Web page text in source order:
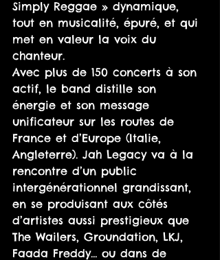
Simply Reggae » dynamique,
tout en musicalité, épuré, et qui
met en valeur la voix du
chanteur.
Avec plus de 150 concerts à son
actif, le band distille son
énergie et son message
unificateur sur les routes de
France et d’Europe (Italie,
Angleterre). Jah Legacy va à la
rencontre d’un public
intergénérationnel grandissant,
en se produisant aux côtés
d’artistes aussi prestigieux que
The Wailers, Groundation, LKJ,
Faada Freddy… ou dans de